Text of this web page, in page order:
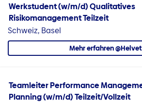
Werkstudent (w/m/d) Qualitatives
Risikomanagement Teilzeit
Schweiz, Basel
Mehr erfahren
Teamleiter Performance
Planning (w/m/d) Teilzeit/Vollzeit